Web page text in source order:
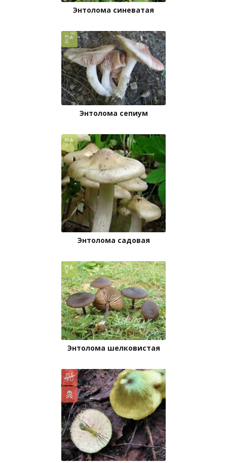
Энтолома синеватая
Энтолома сепиум
Энтолома садовая
Энтолома шелковистая